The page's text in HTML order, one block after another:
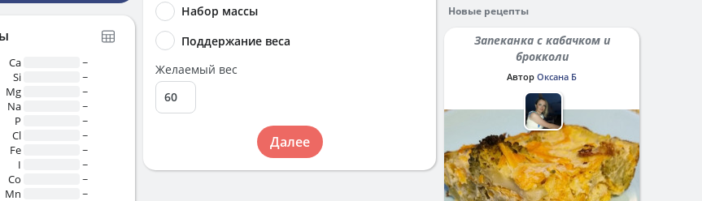
Ca
~
Si
~
Mg
~
Na
~
P
~
Cl
~
Fe
~
I
~
Co
~
Mn
~
Набор массы
Поддержание веса
Желаемый вес
Далее
Новые рецепты
Запеканка с кабачком и
брокколи
Автор Оксана Б